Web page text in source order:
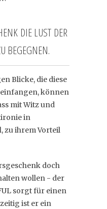
DIE LUST DER
BEGEGNEN.
Blicke, die diese
können
mit Witz und
in
zu ihrem Vorteil
doch
wollen - der
sorgt für einen
ist er ein